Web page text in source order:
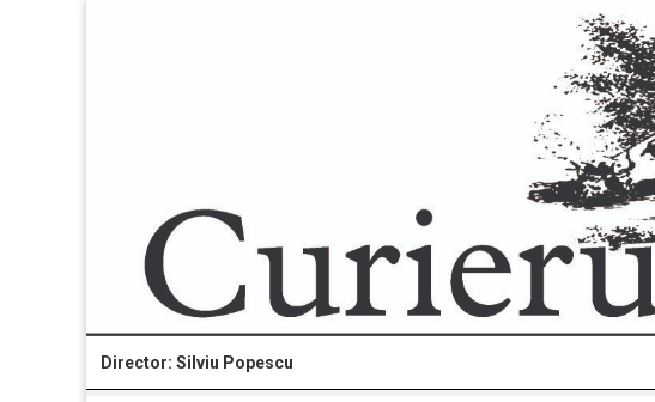
Director: Silviu Popescu